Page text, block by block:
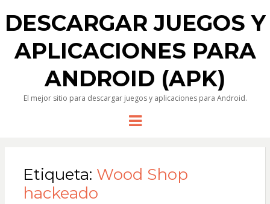
DESCARGAR JUEGOS Y
APLICACIONES PARA
ANDROID (APK)
El mejor sitio para descargar juegos y aplicaciones para Android.
Menu
Etiqueta: Wood Shop
hackeado